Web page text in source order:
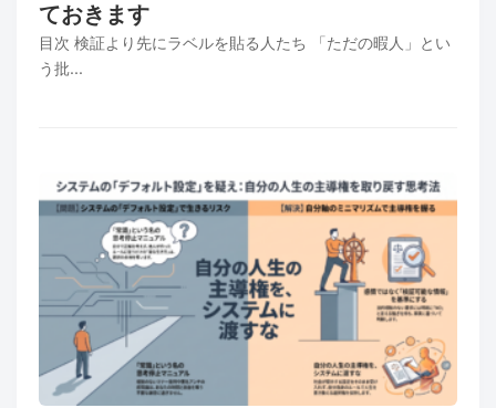
ておきます
目次 検証より先にラベルを貼る人たち 「ただの暇人」とい
う批...